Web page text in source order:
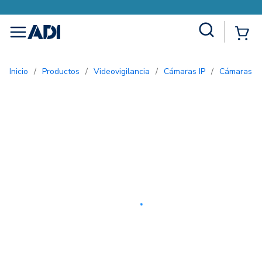
menu
Inicio / Productos / Videovigilancia / Cámaras IP / Cámaras